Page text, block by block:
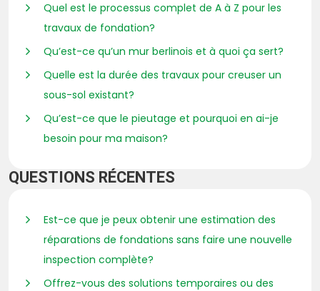
Quel est le processus complet de A à Z pour les
travaux de fondation?
Qu’est-ce qu’un mur berlinois et à quoi ça sert?
Quelle est la durée des travaux pour creuser un
sous-sol existant?
Qu’est-ce que le pieutage et pourquoi en ai-je
besoin pour ma maison?
QUESTIONS RÉCENTES
Est-ce que je peux obtenir une estimation des
réparations de fondations sans faire une nouvelle
inspection complète?
Offrez-vous des solutions temporaires ou des